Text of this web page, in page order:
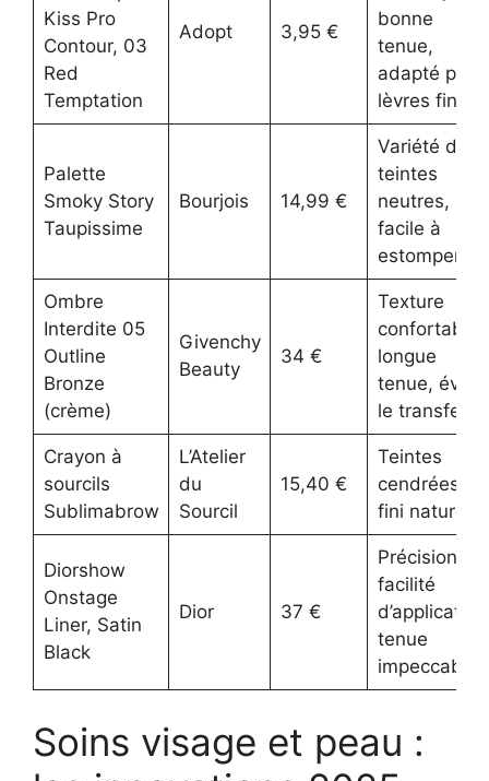
Kiss Pro
Contour, 03
Red
Temptation
Adopt 3,95 €
bonne
tenue,
adapté pour
lèvres fines
Palette
Smoky Story
Taupissime
Bourjois 14,99 €
Variété de
teintes
neutres,
facile à
estomper
Ombre
Interdite 05
Outline
Bronze
(crème)
Givenchy
Beauty
34 €
Texture
confortable,
longue
tenue, évite
le transfert
Crayon à
sourcils
Sublimabrow
L’Atelier
du
Sourcil
15,40 €
Teintes
cendrées,
fini naturel
Diorshow
Onstage
Liner, Satin
Black
Dior 37 €
Précision,
facilité
tenue
impeccable
Soins visage et peau :